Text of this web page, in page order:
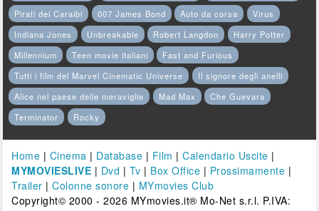
Pirati dei Caraibi
007 James Bond Auto da corsa
Virus
Indiana Jones
Unbreakable Robert Langdon
Harry Potter
Millennium
Teen movie italiani
Fast and Furious
Tutti i film del Marvel Cinematic Universe
Il signore degli anelli
Alice nel paese delle meraviglie
Mad Max
Che Guevara
Terminator
Rocky
Home | Cinema | Database | Film |Calendario Uscite |
MYMOVIESLIVE | Dvd | Tv | Box Office | Prossimamente |
Trailer |Colonne sonore | MYmovies Club
Copyright© 2000 - 2026 MYmovies.it® Mo-Net s.r.l. P.IVA: